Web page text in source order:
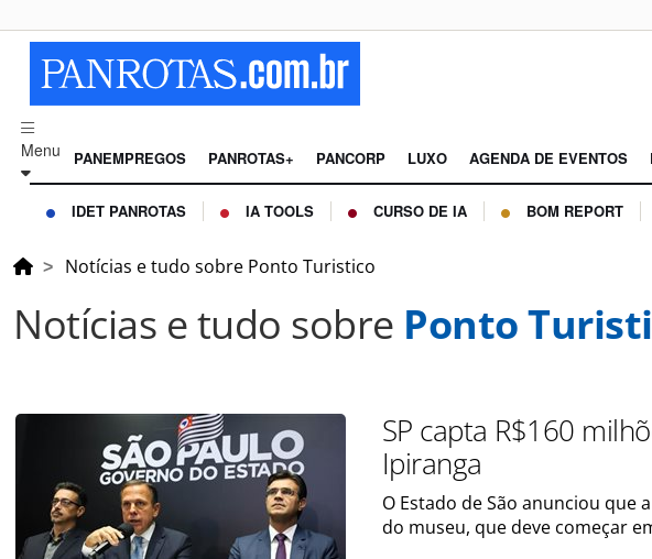
Menu PANEMPREGOS PANROTAS+ PANCORP LUXO AGENDA DE EVENTOS
IDET PANROTAS IA TOOLS CURSO DE IA BOM REPORT
Notícias e tudo sobre Ponto Turistico
Notícias e tudo sobre Ponto
SP capta R$160
Ipiranga
O Estado de São anunciou que
do museu, que deve começar